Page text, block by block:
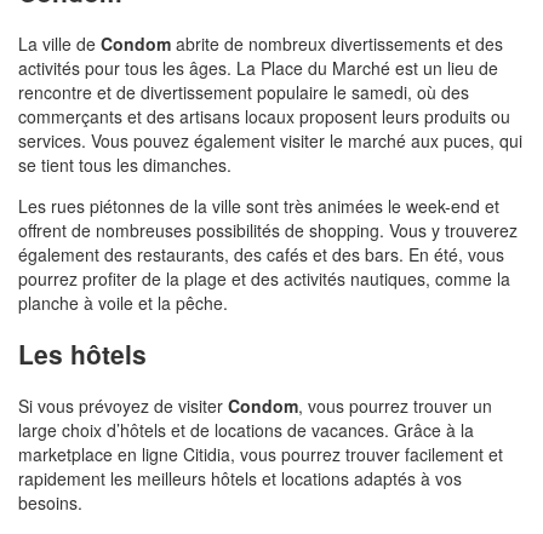
La ville de Condom abrite de nombreux divertissements et des
activités pour tous les âges. La Place du Marché est un lieu de
rencontre et de divertissement populaire le samedi, où des
commerçants et des artisans locaux proposent leurs produits ou
services. Vous pouvez également visiter le marché aux puces, qui
se tient tous les dimanches.
Les rues piétonnes de la ville sont très animées le week-end et
offrent de nombreuses possibilités de shopping. Vous y trouverez
également des restaurants, des cafés et des bars. En été, vous
pourrez profiter de la plage et des activités nautiques, comme la
planche à voile et la pêche.
Les hôtels
Si vous prévoyez de visiter Condom, vous pourrez trouver un
large choix d’hôtels et de locations de vacances. Grâce à la
marketplace en ligne Citidia, vous pourrez trouver facilement et
rapidement les meilleurs hôtels et locations adaptés à vos
besoins.